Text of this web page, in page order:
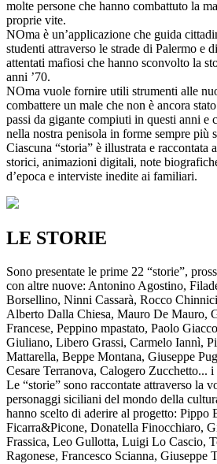
molte persone che hanno combattuto la
proprie vite.
NOma è un’applicazione che guida
studenti attraverso le strade di Palermo e
attentati mafiosi che hanno sconvolto la
anni ’70.
NOma vuole fornire utili strumenti alle
combattere un male che non è ancora
passi da gigante compiuti in questi anni e
nella nostra penisola in forme sempre più
Ciascuna “storia” è illustrata e raccontata
storici, animazioni digitali, note
d’epoca e interviste inedite ai familiari.
LE STORIE
Sono presentate le prime 22 “storie”,
con altre nuove: Antonino Agostino,
Borsellino, Ninni Cassarà, Rocco
Alberto Dalla Chiesa, Mauro De Mauro,
Francese, Peppino mpastato, Paolo
Giuliano, Libero Grassi, Carmelo Iannì,
Mattarella, Beppe Montana, Giuseppe
Cesare Terranova, Calogero Zucchetto...
Le “storie” sono raccontate attraverso la
personaggi siciliani del mondo della
hanno scelto di aderire al progetto: Pippo
Ficarra&Picone, Donatella Finocchiaro,
Frassica, Leo Gullotta, Luigi Lo Cascio,
Ragonese, Francesco Scianna, Giuseppe